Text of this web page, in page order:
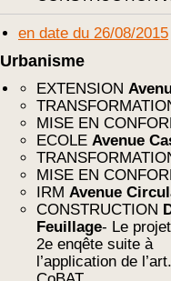
en date du 26/08/2015
Urbanisme
EXTENSION
MISE EN
ECOLE Avenue
MISE EN
IRM Avenue
CONSTRUCTION
Feuillage- Le
2e enqête suite à
l’application de